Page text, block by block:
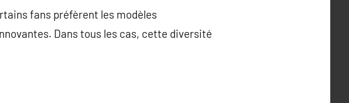
fans préfèrent les modèles
Dans tous les cas, cette diversité